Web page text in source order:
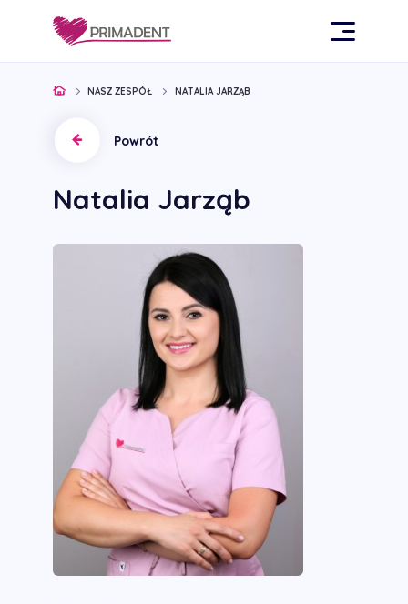
NASZ ZESPÓŁ NATALIA JARZĄB
Natalia Jarząb
Powrót